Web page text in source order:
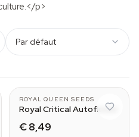
p>
Par défaut
ROYAL QUEEN SEEDS
Royal Critical Autoflower
€ 8,49